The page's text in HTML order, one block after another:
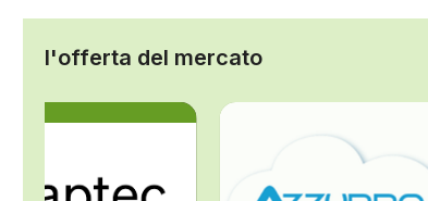
l'offerta del mercato